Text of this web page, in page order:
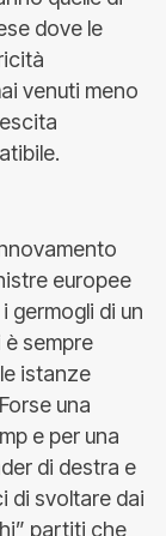
dove le
venuti meno
europee
germogli di un
sempre
istanze
una
e per una
di destra e
di svoltare dai
partiti che